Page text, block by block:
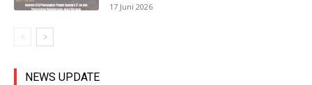
17 Juni 2026
NEWS UPDATE